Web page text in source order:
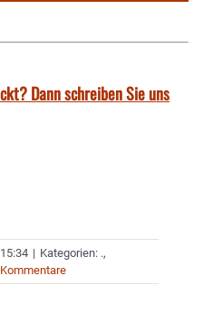
Dann schreiben Sie uns
| Kategorien: .,